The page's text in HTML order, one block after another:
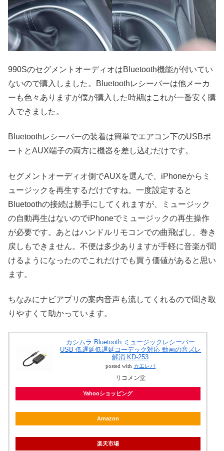
990SのセグメントオーディオはBluetooth機能が付いてい
ないので購入しました。Bluetoothレシーバーは他メーカ
ーも色々ありますが僕が購入した時期はこれが一番安く購
入できました。
Bluetoothレシーバーの装着は簡単でエアコン下のUSBポ
ートとAUX端子の両方に機器を差し込むだけです。
セグメントオーディオ側でAUXを選んで、iPhoneからミ
ュージックを再生するだけですね。一度設定すると
Bluetoothの接続は勝手にしてくれますが、ミュージック
の自動再生はないのでiPhoneでミュージックの再生操作
が必要です。あとはハンドルリモコンでの曲飛ばし、巻き
戻しもできません。不便は多少ありますが手軽に音楽が聞
けるようになったのでこれだけでも買う価値があると思い
ます。
ちなみにナビアプリの案内音声も流してくれるので聞き取
りやすくて助かっています。
カシムラ Bluetooth ミュージックレシーバー
USB 低遅延低遅延コーデック対応 動画の音ズレ
解消 KD-253
posted with カエレバ
リコメン堂
Yahooショッピング
Amazon
楽天市場